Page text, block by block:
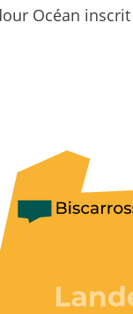
Océan inscrit